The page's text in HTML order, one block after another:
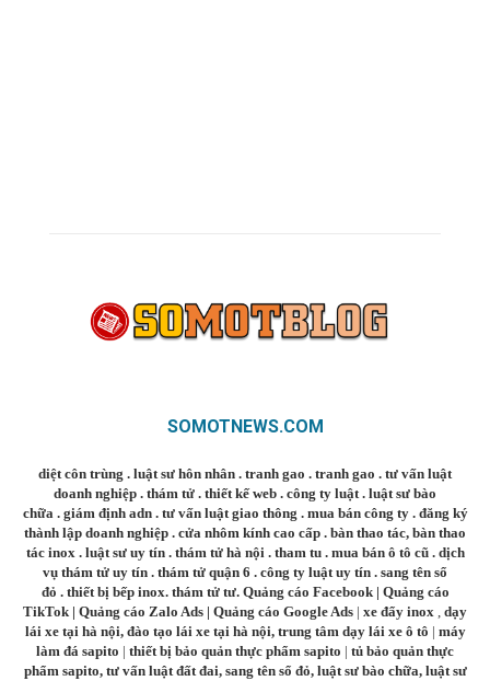
SOMOTNEWS.COM
diệt côn trùng . luật sư hôn nhân . tranh gao . tranh gao . tư vấn luật
doanh nghiệp . thám tử . thiết kế web . công ty luật. luật sư bào
chữa. giám định adn. tư vấn luật giao thông . mua bán công ty. đăng ký
thành lập doanh nghiệp . cửa nhôm kính cao cấp . bàn thao tác, bàn thao
tác inox. luật sư uy tín. thám tử hà nội. tham tu. mua bán ô tô cũ. dịch
vụ thám tử uy tín . thám tử quận 6 . công ty luật uy tín . sang tên sổ
đỏ . thiết bị bếp inox. thám tử tư. Quảng cáo Facebook| Quảng cáo
TikTok | Quảng cáo Zalo Ads | Quảng cáo Google Ads | xe đẩy inox , dạy
lái xe tại hà nội, đào tạo lái xe tại hà nội, trung tâm dạy lái xe ô tô | máy
làm đá sapito | thiết bị bảo quản thực phẩm sapito | tủ bảo quản thực
phẩm sapito, tư vấn luật đất đai, sang tên sổ đỏ, luật sư bào chữa, luật sư